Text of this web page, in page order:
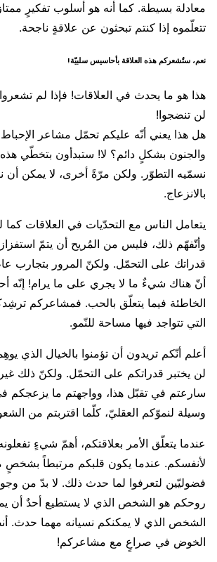
معادلة بسيطة. كما أنه هو أسلوب تفكيرٍ
تتعلّموه إذا كنتم تبحثون عن علاقةٍ ناجحة.
نعم، ستُشعركم هذه العلاقة بأحاسيس سلبيّة!
هذا هو ما يحدث في العلاقات! فإذا لم
لن تنضجوا!
هل هذا يعني أنّه عليكم تحمّل مشاعر
والجنون بشكلٍ دائم؟ لا! ستبدأون بتخطّي
نسمّيه التطوّر. ولكن مرّةً أخرى، لا يمكن أن
بالانزعاج.
يتعامل الناس مع التحدّيات في العلاقات
وأتّفهّم ذلك، فليس من المُريح أن يتمّ
قدراتك على التحمّل. ولكنّ المرور بتجارب
أنّ هناك شيءٌ ما لا يجري على ما يرام! إنّه
الخاطئة فيما يتعلّق بالحب. فمشاعركم
التي تتواجد فيها مساحة للنّمو.
أعلم أنّكم تريدون أن تؤمنوا بالخيال الذي
لن يختبر قدراتكم على التحمّل. ولكنّ ذلك
سارعتم في تقبّل هذا، وواجهتم ما يزعجكم
وسيلة لنموّكم العقليّ، كلّما اقتربتم من
عندما يتعلّق الأمر بعلاقتكم، أهمّ شيءٍ
لأنفسكم. عندما يكون قلبكم مرتبطاً بشخصٍ
فضوليّين لتعرفوا لما حدث ذلك. لا بدّ من
روحكم هو الشخص الذي لا يستطيع أحدٌ أن
الشخص الذي لا يمكنكم نسيانه مهما حدث.
الخوض في صراعٍ مع مشاعركم!